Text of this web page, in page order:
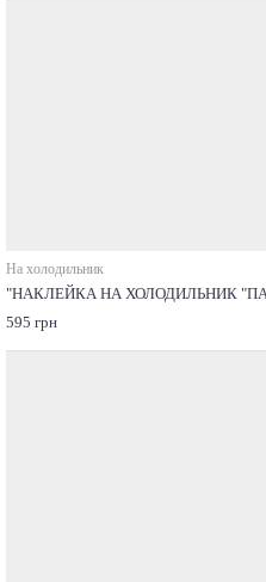
На холодильник
"НАКЛЕЙКА НА ХОЛОДИЛЬНИК
595 грн